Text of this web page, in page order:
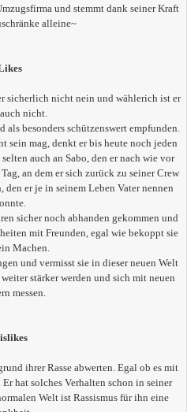
und stemmt dank seiner Kraft
alleine~
sicherlich nicht nein und wählerich ist er
nicht.
besonders schützenswert empfunden.
sein mag, denkt er bis heute noch jeden
auch an Sabo, den er nach wie vor
an dem er sich zurück zu seiner Crew
er je in seinem Leben Vater nennen
sicher noch abhanden gekommen und
mit Freunden, egal wie bekoppt sie
Machen.
und vermisst sie in dieser neuen Welt
stärker werden und sich mit neuen
messen.
ihrer Rasse abwerten. Egal ob es mit
hat solches Verhalten schon in seiner
Welt ist Rassismus für ihn eine